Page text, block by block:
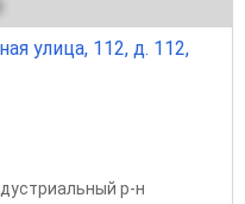
улица, 112, д. 112,
р-н